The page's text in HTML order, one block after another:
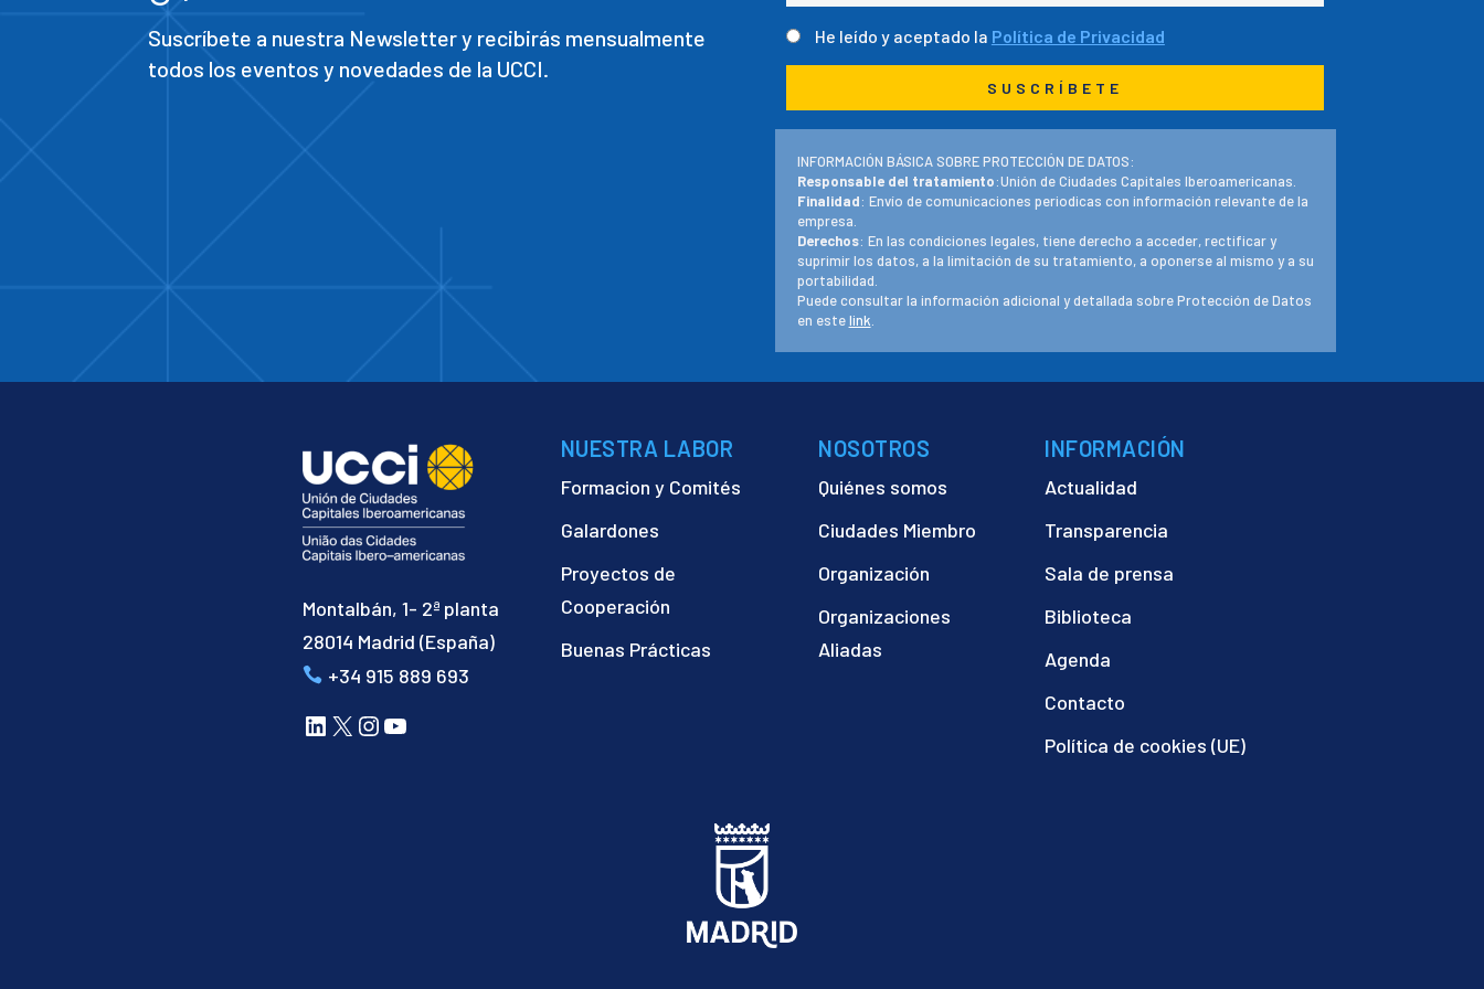
Suscríbete a nuestra Newsletter y recibirás mensualmente
todos los eventos y novedades de la UCCI.
He leído y aceptado la Política de Privacidad
INFORMACIÓN BÁSICA SOBRE PROTECCIÓN DE DATOS:
Responsable del tratamiento:Unión de Ciudades Capitales Iberoamericanas.
Finalidad: Envío de comunicaciones periodicas con información relevante de la
empresa.
Derechos: En las condiciones legales, tiene derecho a acceder, rectificar y
suprimir los datos, a la limitación de su tratamiento, a oponerse al mismo y a su
portabilidad.
Puede consultar la información adicional y detallada sobre Protección de Datos
en estelink.
Montalbán, 1- 2ª planta
28014 Madrid (España)
+34 915 889 693
LinkedIn
X Instagram
YouTube
NUESTRA LABOR
Formacion y Comités
Galardones
Proyectos de
Cooperación
Buenas Prácticas
NOSOTROS
Quiénes somos
Ciudades Miembro
Organización
Organizaciones
Aliadas
INFORMACIÓN
Actualidad
Transparencia
Sala de prensa
Biblioteca
Agenda
Contacto
Política de cookies (UE)